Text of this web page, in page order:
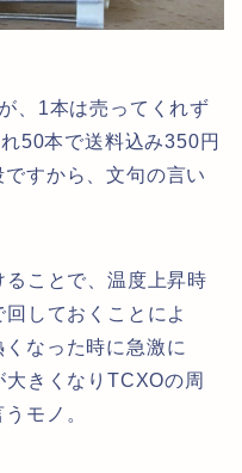
、1本は売ってくれず
50本で送料込み350円
すから、文句の言い
ことで、温度上昇時
しておくことによ
なった時に急激に
きくなりTCXOの周
モノ。